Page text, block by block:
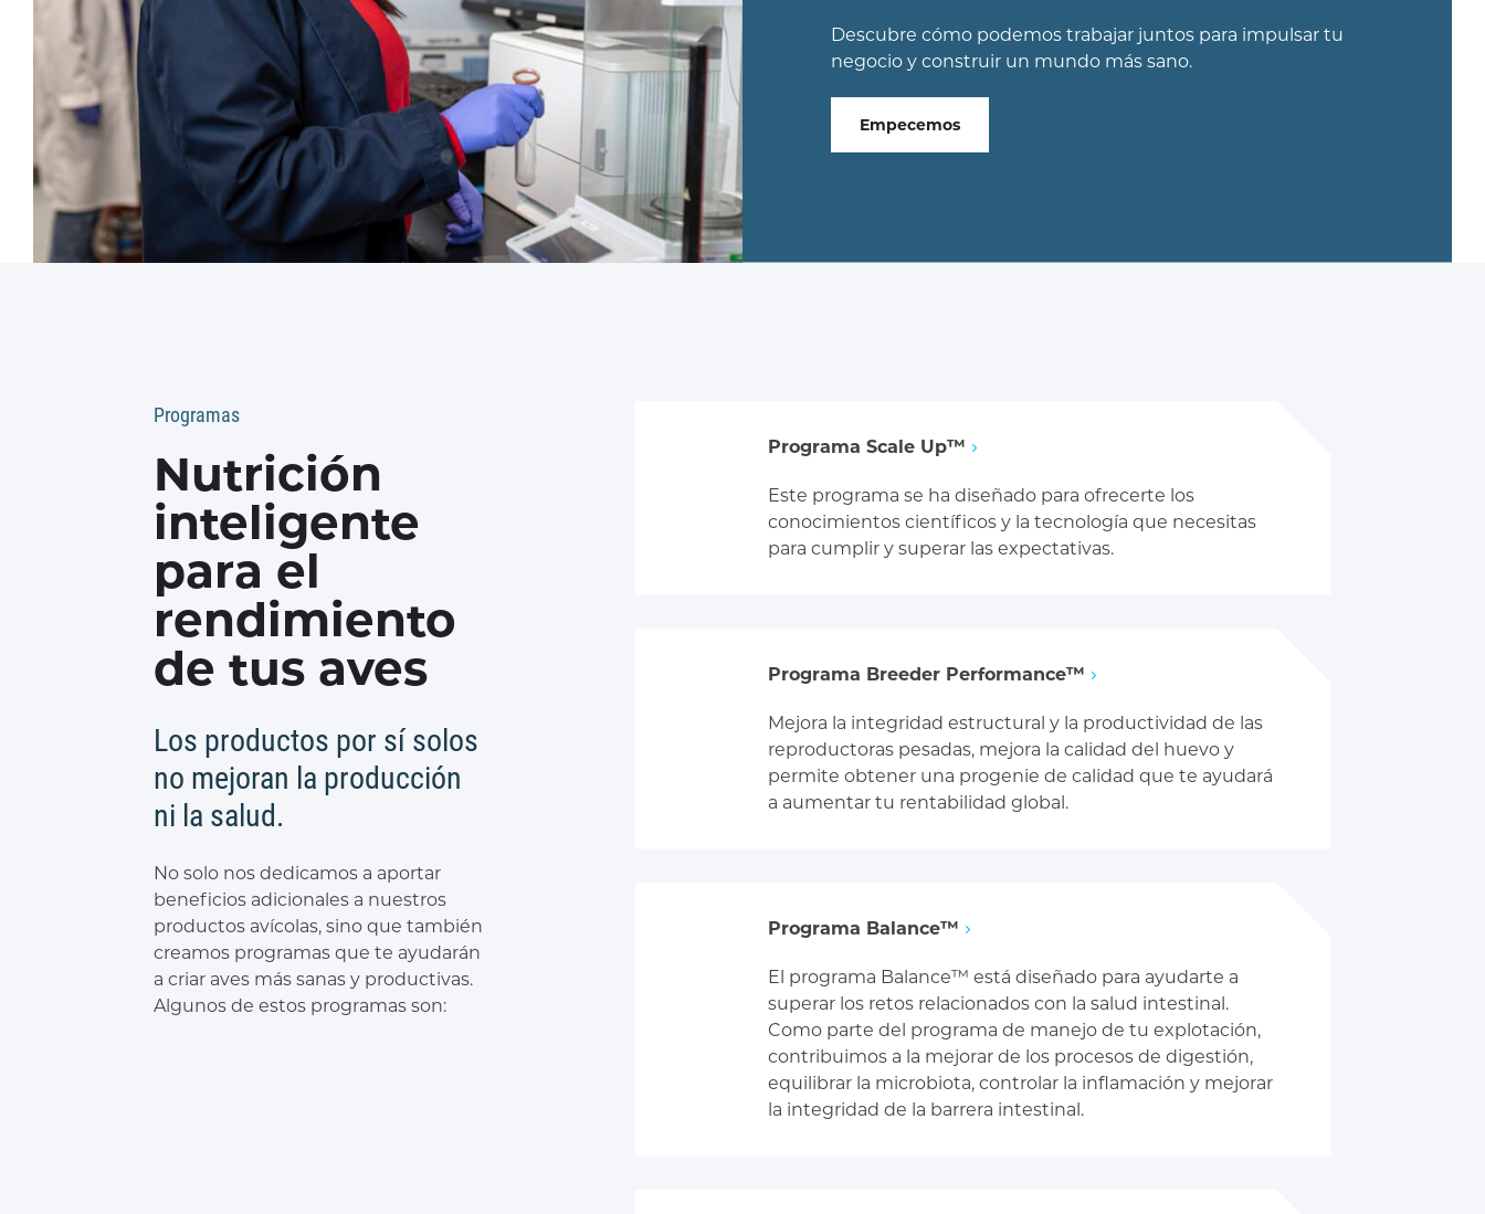
Descubre cómo podemos trabajar juntos para impulsar tu
negocio y construir un mundo más sano.
Empecemos
Programas
Nutrición
inteligente
para el
rendimiento
de tus aves
Los productos por sí solos
no mejoran la producción
ni la salud.
No solo nos dedicamos a aportar
beneficios adicionales a nuestros
productos avícolas, sino que también
creamos programas que te ayudarán
a criar aves más sanas y productivas.
Algunos de estos programas son:
Programa Scale Up™
Este programa se ha diseñado para ofrecerte los
conocimientos científicos y la tecnología que necesitas
para cumplir y superar las expectativas.
Programa Breeder Performance™
Mejora la integridad estructural y la productividad de las
reproductoras pesadas, mejora la calidad del huevo y
permite obtener una progenie de calidad que te ayudará
a aumentar tu rentabilidad global.
Programa Balance™
El programa Balance™ está diseñado para ayudarte a
superar los retos relacionados con la salud intestinal.
Como parte del programa de manejo de tu explotación,
contribuimos a la mejorar de los procesos de digestión,
equilibrar la microbiota, controlar la inflamación y mejorar
la integridad de la barrera intestinal.